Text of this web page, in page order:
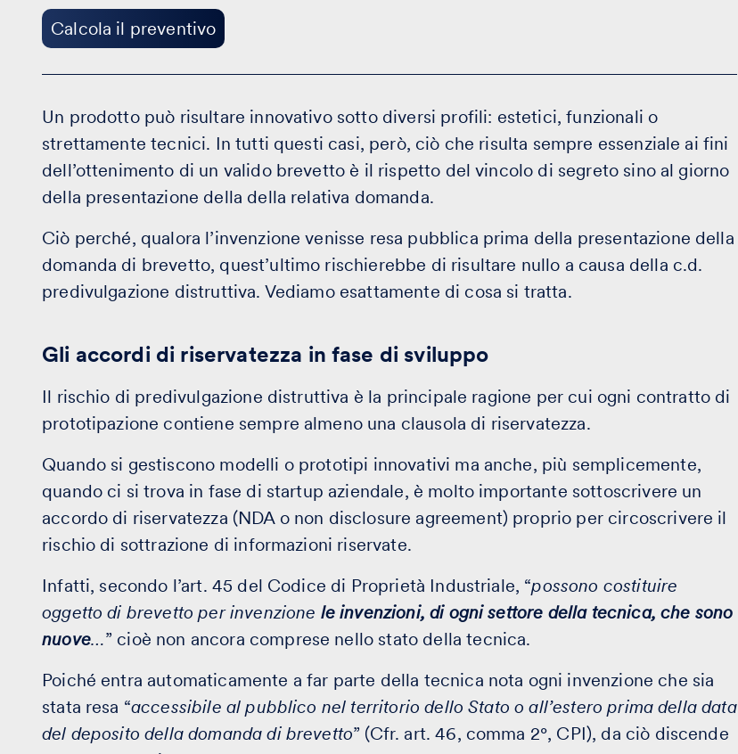
Calcola il preventivo
Un prodotto può risultare innovativo sotto diversi profili: estetici, funzionali o
strettamente tecnici. In tutti questi casi, però, ciò che risulta sempre essenziale ai fini
dell’ottenimento di un valido brevetto è il rispetto del vincolo di segreto sino al giorno
della presentazione della della relativa domanda.
Ciò perché, qualora l’invenzione venisse resa pubblica prima della presentazione della
domanda di brevetto, quest’ultimo rischierebbe di risultare nullo a causa della c.d.
predivulgazione distruttiva. Vediamo esattamente di cosa si tratta.
Gli accordi di riservatezza in fase di sviluppo
Il rischio di predivulgazione distruttiva è la principale ragione per cui ogni contratto di
prototipazione contiene sempre almeno una clausola di riservatezza.
Quando si gestiscono modelli o prototipi innovativi ma anche, più semplicemente,
quando ci si trova in fase di startup aziendale, è molto importante sottoscrivere un
accordo di riservatezza (NDA o non disclosure agreement) proprio per circoscrivere il
rischio di sottrazione di informazioni riservate.
Infatti, secondo l’art. 45 del Codice di Proprietà Industriale, “possono costituire
oggetto di brevetto per invenzione le invenzioni, di ogni settore della tecnica, che sono
nuove…” cioè non ancora comprese nello stato della tecnica.
Poiché entra automaticamente a far parte della tecnica nota ogni invenzione che sia
stata resa “accessibile al pubblico nel territorio dello Stato o all’estero prima della data
del deposito della domanda di brevetto” (Cfr. art. 46, comma 2°, CPI), da ciò discende